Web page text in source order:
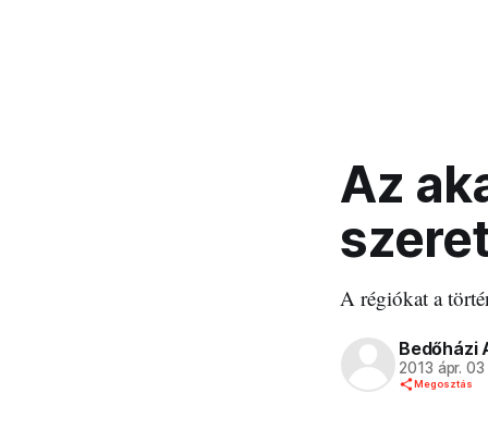
Az
A régiókat a
Bedőházi
2013 ápr. 03
Megosztás